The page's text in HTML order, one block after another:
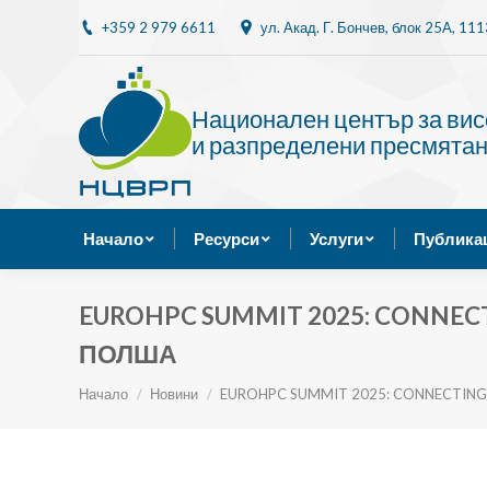
+359 2 979 6611 ул. Акад. Г. Бончев, блок 25A,
Национален център за
и разпределени
Начало Ресурси Услуги
EUROHPC SUMMIT 2025:
ПОЛША
Ти си тук:
Начало Новини EUROHPC SUMMIT 2025:
Начало Ресурси